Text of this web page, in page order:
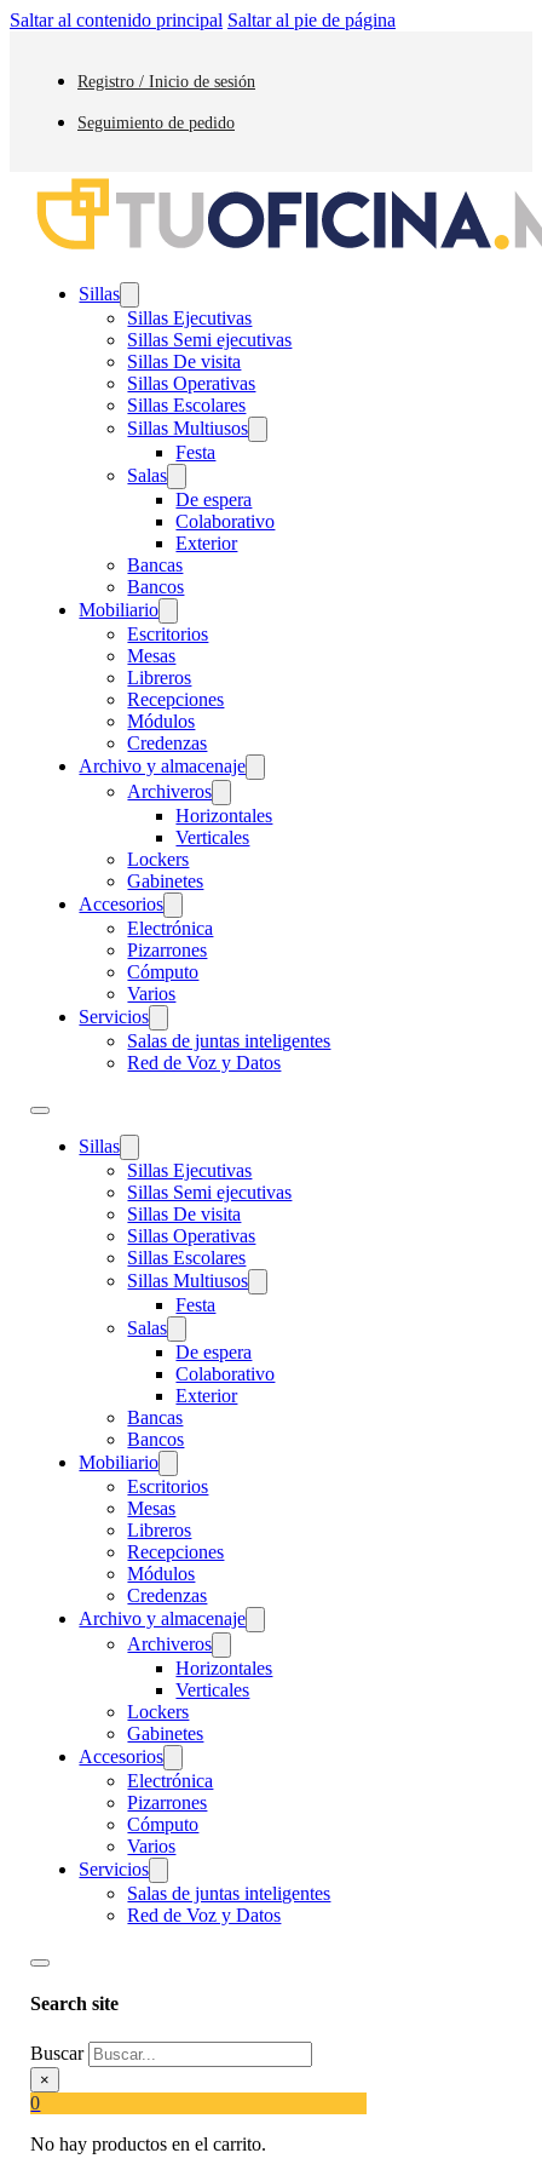
Saltar al contenido principal Saltar al pie de página
Registro / Inicio de sesión
Seguimiento de pedido
Sillas
Sillas Ejecutivas
Sillas Semi ejecutivas
Sillas De visita
Sillas Operativas
Sillas Escolares
Sillas Multiusos
Festa
Salas
De espera
Colaborativo
Exterior
Bancas
Bancos
Mobiliario
Escritorios
Mesas
Libreros
Recepciones
Módulos
Credenzas
Archivo y almacenaje
Archiveros
Horizontales
Verticales
Lockers
Gabinetes
Accesorios
Electrónica
Pizarrones
Cómputo
Varios
Servicios
Salas de juntas inteligentes
Red de Voz y Datos
Sillas
Sillas Ejecutivas
Sillas Semi ejecutivas
Sillas De visita
Sillas Operativas
Sillas Escolares
Sillas Multiusos
Festa
Salas
De espera
Colaborativo
Exterior
Bancas
Bancos
Mobiliario
Escritorios
Mesas
Libreros
Recepciones
Módulos
Credenzas
Archivo y almacenaje
Archiveros
Horizontales
Verticales
Lockers
Gabinetes
Accesorios
Electrónica
Pizarrones
Cómputo
Varios
Servicios
Salas de juntas inteligentes
Red de Voz y Datos
Search site
Buscar
×
0
No hay productos en el carrito.